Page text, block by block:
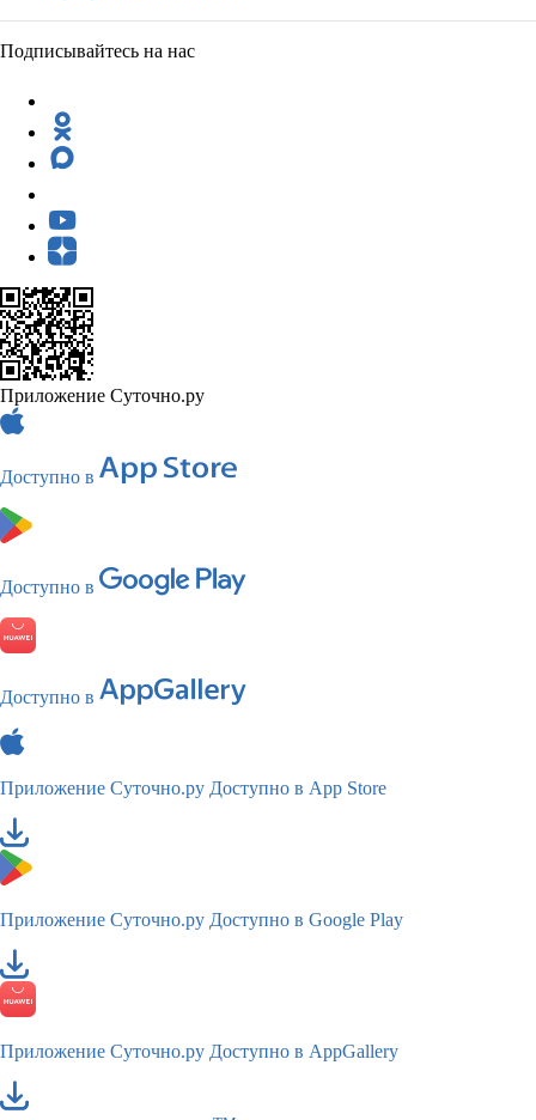
Подписывайтесь на нас
Приложение Суточно.ру
Доступно в
Доступно в
Доступно в
Приложение Суточно.ру Доступно в App Store
Приложение Суточно.ру Доступно в Google Play
Приложение Суточно.ру Доступно в AppGallery